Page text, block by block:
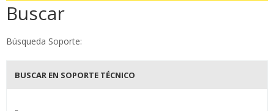
Buscar
Búsqueda Soporte:
BUSCAR EN SOPORTE TÉCNICO